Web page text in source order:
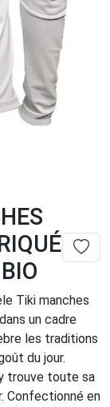
Tiki manches
un cadre
les traditions
du jour.
trouve toute sa
Confectionné en